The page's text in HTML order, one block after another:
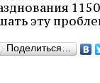
эту
Поделиться…